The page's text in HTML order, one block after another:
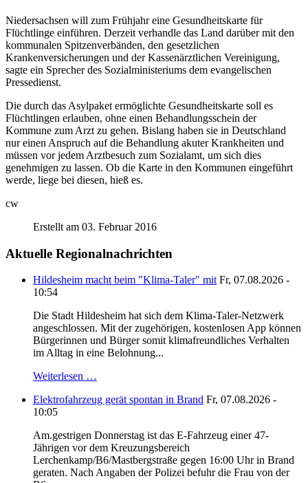
Niedersachsen will zum Frühjahr eine Gesundheitskarte für
Flüchtlinge einführen. Derzeit verhandle das Land darüber mit den
kommunalen Spitzenverbänden, den gesetzlichen
Krankenversicherungen und der Kassenärztlichen Vereinigung,
sagte ein Sprecher des Sozialministeriums dem evangelischen
Pressedienst.
Die durch das Asylpaket ermöglichte Gesundheitskarte soll es
Flüchtlingen erlauben, ohne einen Behandlungsschein der
Kommune zum Arzt zu gehen. Bislang haben sie in Deutschland
nur einen Anspruch auf die Behandlung akuter Krankheiten und
müssen vor jedem Arztbesuch zum Sozialamt, um sich dies
genehmigen zu lassen. Ob die Karte in den Kommunen eingeführt
werde, liege bei diesen, hieß es.
cw
Erstellt am 03. Februar 2016
Aktuelle Regionalnachrichten
Hildesheim macht beim "Klima-Taler" mit Fr, 07.08.2026 -
10:54
Die Stadt Hildesheim hat sich dem Klima-Taler-Netzwerk
angeschlossen. Mit der zugehörigen, kostenlosen App können
Bürgerinnen und Bürger somit klimafreundliches Verhalten
im Alltag in eine Belohnung...
Weiterlesen …
Elektrofahrzeug gerät spontan in Brand Fr, 07.08.2026 -
10:05
Am.gestrigen Donnerstag ist das E-Fahrzeug einer 47-
Jährigen vor dem Kreuzungsbereich
Lerchenkamp/B6/Mastbergstraße gegen 16:00 Uhr in Brand
geraten. Nach Angaben der Polizei befuhr die Frau von der